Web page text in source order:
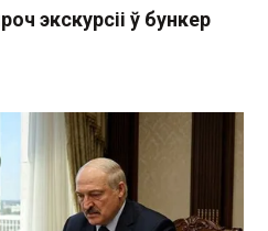
экскурсіі ў бункер